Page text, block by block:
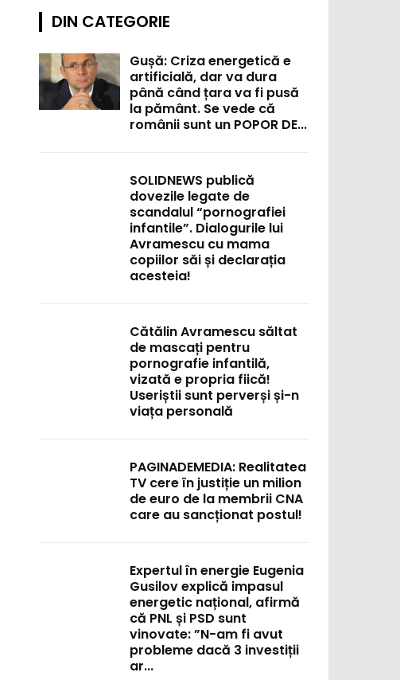
DIN CATEGORIE
Gușă: Criza energetică e
artificială, dar va dura
până când țara va fi pusă
la pământ. Se vede că
românii sunt un POPOR DE...
SOLIDNEWS publică
dovezile legate de
scandalul “pornografiei
infantile”. Dialogurile lui
Avramescu cu mama
copiilor săi și declarația
acesteia!
Cătălin Avramescu săltat
de mascați pentru
pornografie infantilă,
vizată e propria fiică!
Useriștii sunt perverși și-n
viața personală
PAGINADEMEDIA: Realitatea
TV cere în justiție un milion
de euro de la membrii CNA
care au sancționat postul!
Expertul în energie Eugenia
Gusilov explică impasul
energetic național, afirmă
că PNL și PSD sunt
vinovate: ”N-am fi avut
probleme dacă 3 investiții
ar...